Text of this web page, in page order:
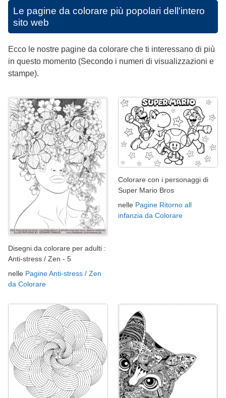
Le pagine da colorare più popolari dell'intero
sito web
Ecco le nostre pagine da colorare che ti interessano di più
in questo momento (Secondo i numeri di visualizzazioni e
stampe).
Disegni da colorare per adulti :
Anti-stress / Zen - 5
nelle Pagine Anti-stress / Zen
da Colorare
Colorare con i personaggi di
Super Mario Bros
nelle Pagine Ritorno all
infanzia da Colorare